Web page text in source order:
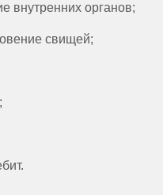
внутренних органов;
свищей;